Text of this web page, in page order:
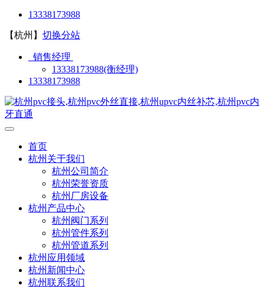
13338173988
【杭州】 切换分站
销售经理
13338173988(衡经理)
13338173988
首页
杭州关于我们
杭州公司简介
杭州荣誉资质
杭州厂房设备
杭州产品中心
杭州阀门系列
杭州管件系列
杭州管道系列
杭州应用领域
杭州新闻中心
杭州联系我们